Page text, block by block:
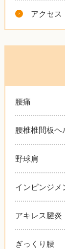
アクセス
腰痛
腰椎椎間板ヘ
野球肩
インピンジメ
アキレス腱炎
ぎっくり腰